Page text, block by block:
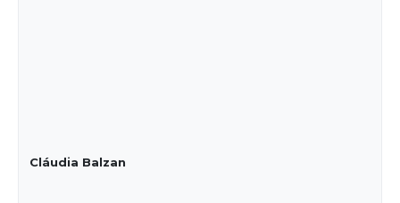
Cláudia Balzan